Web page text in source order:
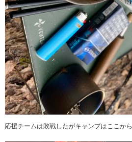
応援チームは敗戦したがキャンプはここか